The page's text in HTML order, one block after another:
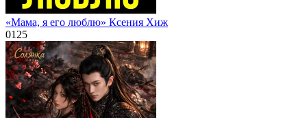
«Мама, я его люблю» Ксения Хиж
0125